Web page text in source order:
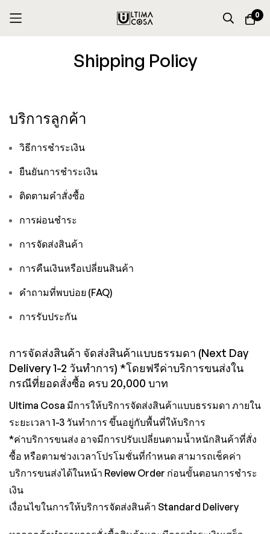
0
Shipping Policy
บริการลูกค้า
วิธีการชำระเงิน
ยืนยันการชำระเงิน
ติดตามคำสั่งซื้อ
การผ่อนชำระ
การจัดส่งสินค้า
การคืนเงินหรือเปลี่ยนสินค้า
คำถามที่พบบ่อย (FAQ)
การรับประกัน
การจัดส่งสินค้า จัดส่งสินค้าแบบธรรมดา (Next Day
Delivery 1-2 วันทำการ) *โดยฟรีค่าบริการขนส่งใน
กรณีที่ยอดสั่งซื้อ ครบ 20,000 บาท
Ultima Cosa มีการให้บริการจัดส่งสินค้าแบบธรรมดา ภายใน
ระยะเวลา 1-3 วันทำการ ขึ้นอยู่กับพื้นที่ให้บริการ
*ค่าบริการขนส่ง อาจมีการปรับเปลี่ยนตามน้ำหนักสินค้าที่สั่ง
ซื้อ หรือตามช่วงเวลาโปรโมชั่นที่กำหนด สามารถเช็คค่า
บริการขนส่งได้ในหน้า Review Order ก่อนขั้นตอนการชำระ
เงิน
เงื่อนไขในการให้บริการจัดส่งสินค้า Standard Delivery